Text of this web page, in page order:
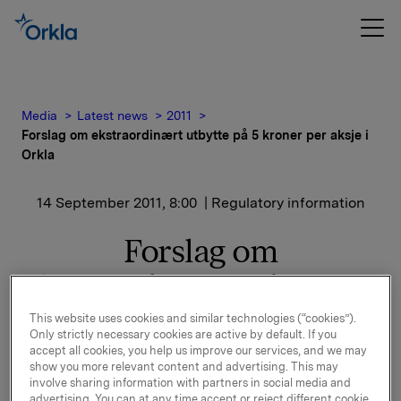
Media Latest news
2011
Forslag om ekstraordinært utbytte på 5 kroner per aksje i
Orkla
14 September 2011, 8:00 | Regulatory information
Forslag om
ekstraordinært utbytte på
5 kroner per aksje i Orkla
Styret i Orkla ASA har i styremøte den 13. september
2011 vedtatt å fremme forslag om utbetaling av
This website uses cookies and similar technologies (“cookies”).
Only strictly necessary cookies are active by default. If you
accept all cookies, you help us improve our services, and we may
show you more relevant content and advertising. This may
involve sharing information with partners in social media and